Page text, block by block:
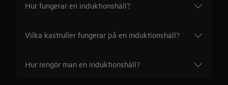
Hur fungerar en induktionshäll?
Vilka kastruller fungerar på en induktionshäll?
Hur rengör man en induktionshäll?